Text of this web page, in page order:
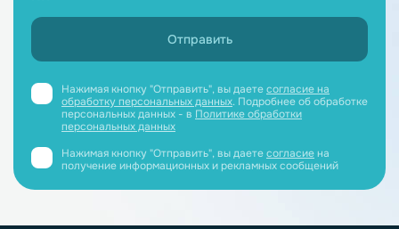
Нажимая кнопку "Отправить", вы даетесогласие на
обработку персональных данных. Подробнее об обработке
персональных данных - в Политике обработки
персональных данных
Нажимая кнопку "Отправить", вы даетесогласиена
получение информационных и рекламных сообщений